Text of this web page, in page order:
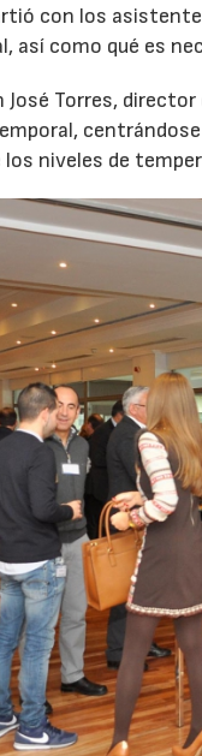
con los
así como qué es
José Torres,
los niveles de